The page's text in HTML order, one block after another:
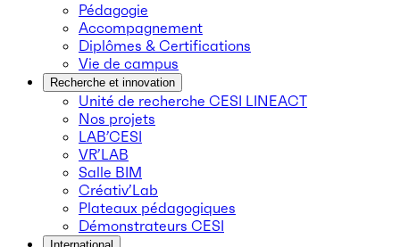
Pédagogie
Accompagnement
Diplômes & Certifications
Vie de campus
Recherche et innovation
Unité de recherche CESI LINEACT
Nos projets
LAB’CESI
VR’LAB
Salle BIM
Créativ’Lab
Plateaux pédagogiques
Démonstrateurs CESI